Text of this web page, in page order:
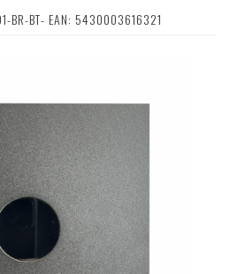
BR-BT- EAN: 5430003616321